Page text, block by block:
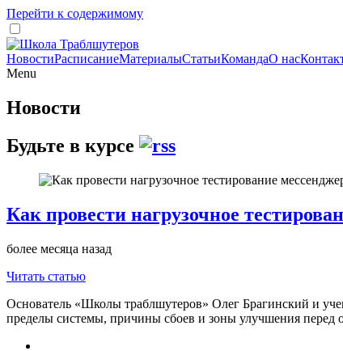
Перейти к содержимому
НовостиРасписаниеМатериалыСтатьиКомандаО нас
Menu
Новости
Будьте в курсе
Как провести нагрузочное
более месяца назад
Читать статью
Основатель «Школы траблшутеров» Олег Брагинский и
пределы системы, причины сбоев и зоны улучшения перед